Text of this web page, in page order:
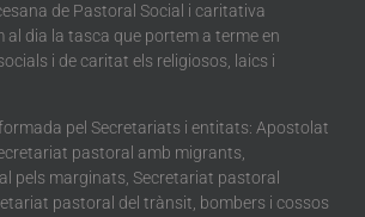
de Pastoral Social i caritativa
al dia la tasca que portem a terme en
i de caritat els religiosos, laics i
pel Secretariats i entitats: Apostolat
pastoral amb migrants,
pels marginats, Secretariat pastoral
pastoral del trànsit, bombers i cossos